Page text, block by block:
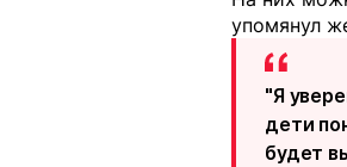
упомянул
"Я
дети
будет